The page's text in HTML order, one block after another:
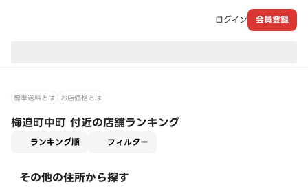
ログイン 会員登録
標準送料とは お店価格とは
梅迫町中町 付近の店舗ランキング
ランキング順 フィルター
その他の住所から探す